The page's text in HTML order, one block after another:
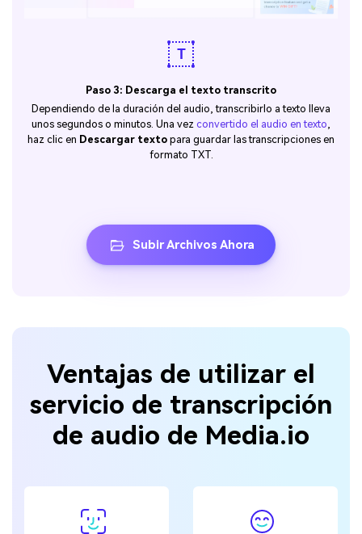
Paso 3: Descarga el texto transcrito
Dependiendo de la duración del audio, transcribirlo a texto lleva
unos segundos o minutos. Una vez convertido el audio en texto,
haz clic en Descargar texto para guardar las transcripciones en
formato TXT.
Subir Archivos Ahora
Ventajas de utilizar el
servicio de transcripción
de audio de Media.io